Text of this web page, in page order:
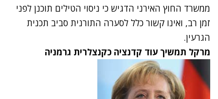
ממשרד החוץ האירני הדגיש כי ניסוי הטילים תוכנן לפני
זמן רב, ואינו קשור כלל לסערה התורנית סביב תכנית
הגרעין.
מרקל תמשיך עוד קדנציה כקנצלרית גרמניה